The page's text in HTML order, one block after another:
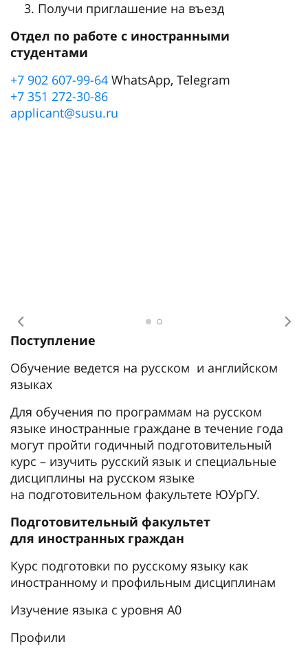
Получи приглашение на въезд
Отдел по работе с иностранными
студентами
+7 902 607-99-64 WhatsApp, Telegram
+7 351 272-30-86
applicant@susu.ru
Предыдущее
Поступление
Обучение ведется на русском и английском
языках
Для обучения по программам на русском
языке иностранные граждане в течение года
могут пройти годичный подготовительный
курс – изучить русский язык и специальные
дисциплины на русском языке
на подготовительном факультете ЮУрГУ.
Подготовительный факультет
для иностранных граждан
Курс подготовки по русскому языку как
иностранному и профильным дисциплинам
Изучение языка с уровня А0
Профили